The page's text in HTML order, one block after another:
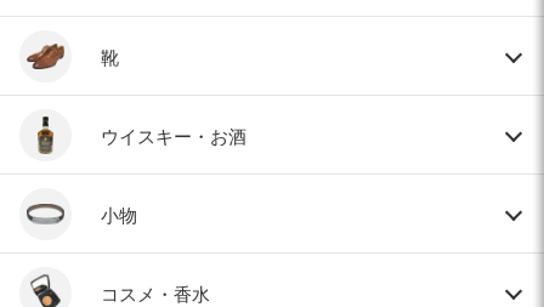
靴
ウイスキー・お酒
小物
コスメ・香水